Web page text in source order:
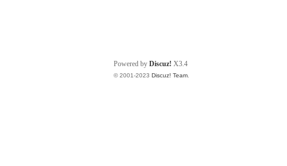
Powered by Discuz! X3.4
© 2001-2023 Discuz! Team